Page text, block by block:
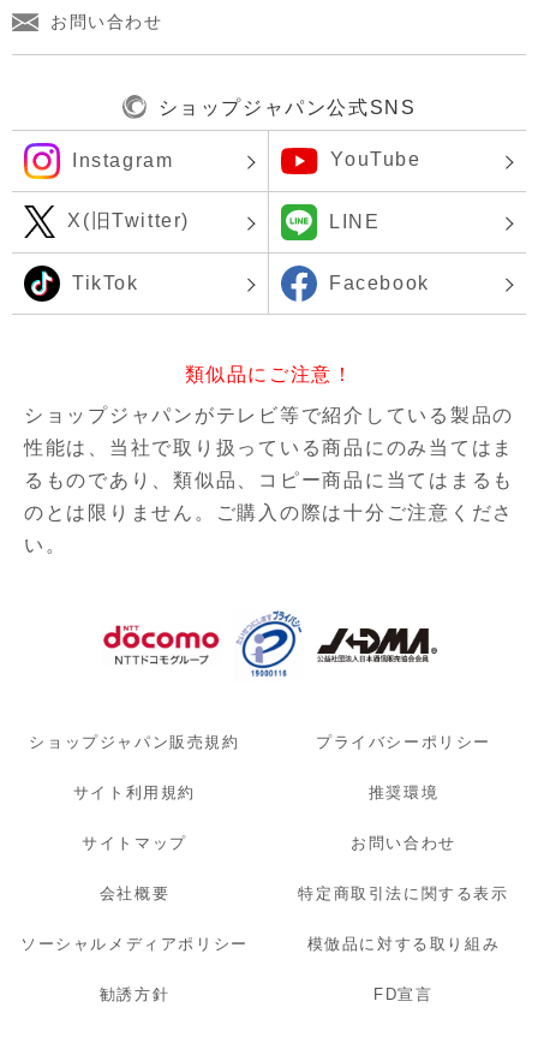
お問い合わせ
ショップジャパン公式SNS
Instagram YouTube
X(旧Twitter) LINE
TikTok Facebook
類似品にご注意！
ショップジャパンがテレビ等で紹介している製品の
性能は、当社で取り扱っている商品にのみ当てはま
るものであり、類似品、コピー商品に当てはまるも
のとは限りません。ご購入の際は十分ご注意くださ
い。
ショップジャパン販売規約 プライバシーポリシー
サイト利用規約 推奨環境
サイトマップ お問い合わせ
会社概要 特定商取引法に関する表示
ソーシャルメディアポリシー 模倣品に対する取り組み
勧誘方針 FD宣言